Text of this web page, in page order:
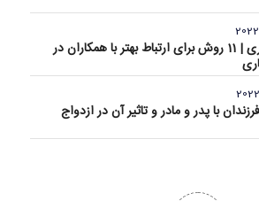
رابطه کاری | 11 روش برای ارتباط بهتر با همکاران در
با پدر و مادر و تاثیر آن در ازدواج